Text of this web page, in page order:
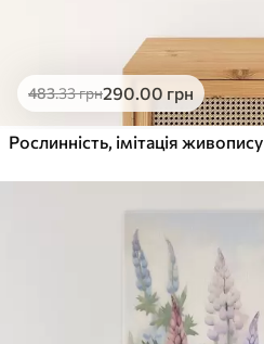
483.33грн290.00 грн
Рослинність, імітація живопису